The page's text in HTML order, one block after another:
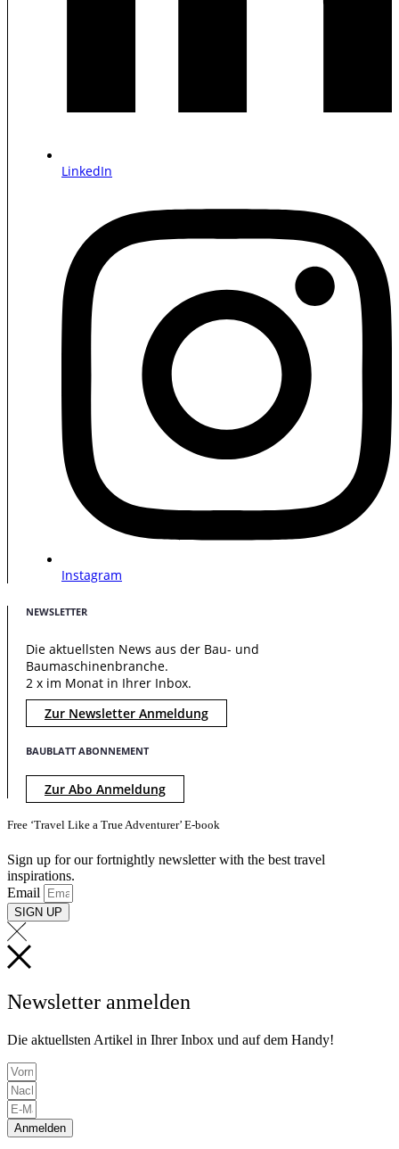
LinkedIn
Instagram
NEWSLETTER
Die aktuellsten News aus der Bau- und
Baumaschinenbranche.
2 x im Monat in Ihrer Inbox.
Zur Newsletter Anmeldung
BAUBLATT ABONNEMENT
Zur Abo Anmeldung
Free ‘Travel Like a True Adventurer’ E-book
Sign up for our fortnightly newsletter with the best travel
inspirations.
Email
SIGN UP
Newsletter anmelden
Die aktuellsten Artikel in Ihrer Inbox und auf dem Handy!
Anmelden